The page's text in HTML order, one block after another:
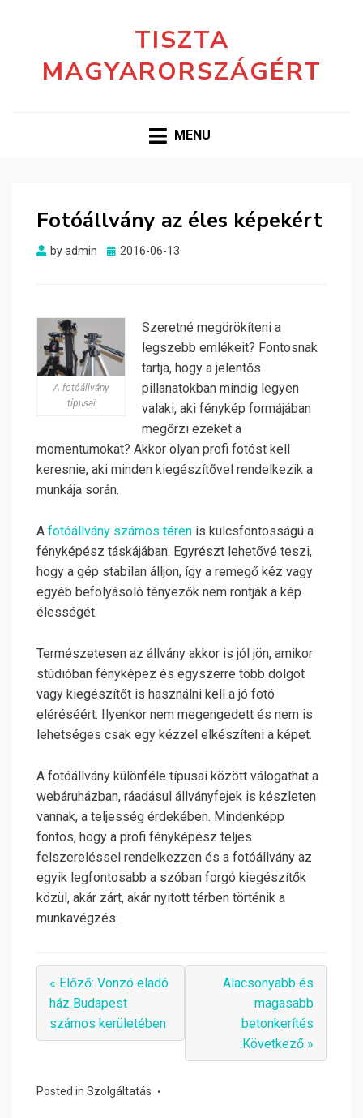
TISZTA
MAGYARORSZÁGÉRT
MENU
Fotóállvány az éles képekért
byadmin
Posted
2016-06-13
A fotóállvány
típusai
Szeretné megörökíteni a
legszebb emlékeit? Fontosnak
tartja, hogy a jelentős
pillanatokban mindig legyen
valaki, aki fénykép formájában
megőrzi ezeket a
momentumokat? Akkor olyan profi fotóst kell
keresnie, aki minden kiegészítővel rendelkezik a
munkája során.
A fotóállvány számos téren is kulcsfontosságú a
fényképész táskájában. Egyrészt lehetővé teszi,
hogy a gép stabilan álljon, így a remegő kéz vagy
egyéb befolyásoló tényezők nem rontják a kép
élességét.
Természetesen az állvány akkor is jól jön, amikor
stúdióban fényképez és egyszerre több dolgot
vagy kiegészítőt is használni kell a jó fotó
eléréséért. Ilyenkor nem megengedett és nem is
lehetséges csak egy kézzel elkészíteni a képet.
A fotóállvány különféle típusai között válogathat a
webáruházban, ráadásul állványfejek is készleten
vannak, a teljesség érdekében. Mindenképp
fontos, hogy a profi fényképész teljes
felszereléssel rendelkezzen és a fotóállvány az
egyik legfontosabb a szóban forgó kiegészítők
közül, akár zárt, akár nyitott térben történik a
munkavégzés.
« Előző: Vonzó eladó
ház Budapest
számos kerületében
Alacsonyabb és
magasabb
betonkerítés
:Következő »
Posted in Szolgáltatás